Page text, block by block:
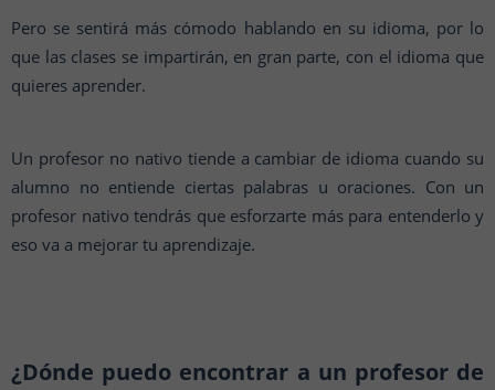
Pero se sentirá más cómodo hablando en su idioma, por lo
que las clases se impartirán, en gran parte, con el idioma que
quieres aprender.
Un profesor no nativo tiende a cambiar de idioma cuando su
alumno no entiende ciertas palabras u oraciones. Con un
profesor nativo tendrás que esforzarte más para entenderlo y
eso va a mejorar tu aprendizaje.
¿Dónde puedo encontrar a un profesor de